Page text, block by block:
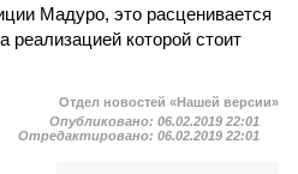
Мадуро, это расценивается
реализацией которой стоит
Отдел новостей «Нашей версии»
Опубликовано: 06.02.2019 22:01
Отредактировано: 06.02.2019 22:01